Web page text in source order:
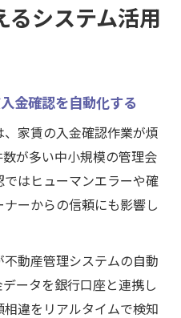
るシステム活用
金確認を自動化する
家賃の入金確認作業が煩
が多い中小規模の管理会
はヒューマンエラーや確
ーからの信頼にも影響し
動産管理システムの自動
ータを銀行口座と連携し
違をリアルタイムで検知